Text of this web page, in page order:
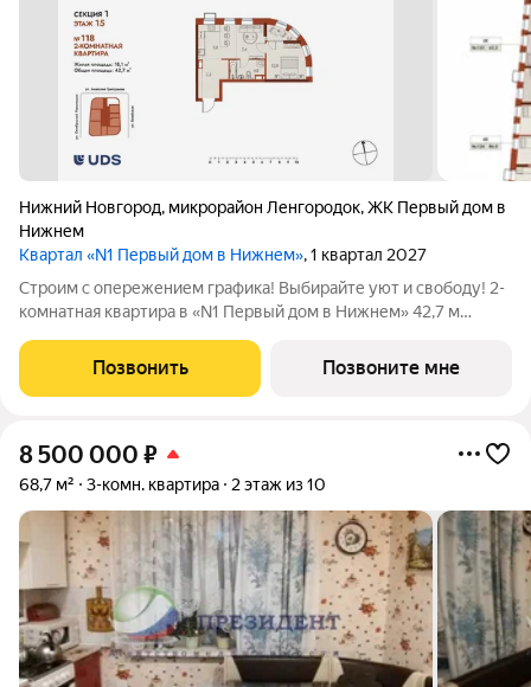
Нижний Новгород, микрорайон Ленгородок,ЖК Первый дом в
Нижнем
Квартал «N1 Первый дом в Нижнем», 1 квартал 2027
Строим с опережением графика! Выбирайте уют и свободу! 2-
комнатная квартира в «N1 Первый дом в Нижнем» 42,7 м
спальней и кабинетом. Парк им. 1 Мая и два сквера дышите
полной грудью,
Позвонить Позвоните мне
8 500 000 ₽
68,7 м² 3-комн. квартира 2 этаж из 10